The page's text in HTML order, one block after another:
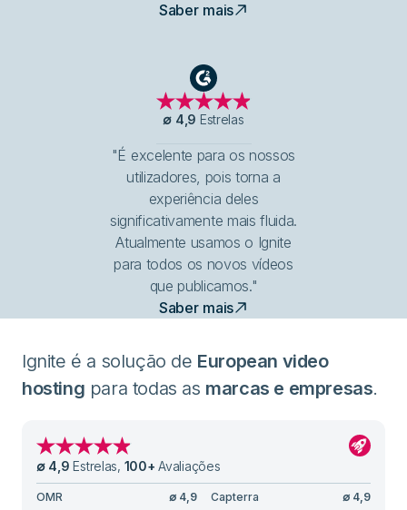
Saber mais
G2
∅ 4,9 Estrelas
"É excelente para os nossos
utilizadores, pois torna a
experiência deles
significativamente mais fluida.
Atualmente usamos o Ignite
para todos os novos vídeos
que publicamos."
Saber mais
Ignite é a solução de European video
hosting para todas as marcas e empresas.
∅ 4,9 Estrelas, 100+ Avaliações
OMR ∅ 4,9 Capterra ∅ 4,9